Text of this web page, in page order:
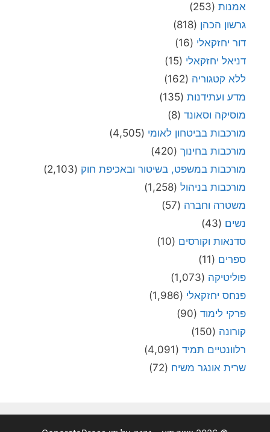
אמנות (253)
גרשון הכהן (818)
דור יחזקאלי (16)
דניאל יחזקאלי (15)
ללא קטגוריה (162)
מדע ועתידנות (135)
מוסיקה וסאונד (8)
מורכבות בביטחון לאומי (4,505)
מורכבות בחינוך (420)
מורכבות במשפט, בשיטור ובאכיפת חוק (2,103)
מורכבות בניהול (1,258)
משטרה וחברה (57)
נשים (43)
סדנאות וקורסים (10)
ספרים (11)
פוליטיקה (1,073)
פנחס יחזקאלי (1,986)
פרקי לימוד (90)
קורונה (150)
רלוונטיים תמיד (4,091)
שרית אונגר משיח (72)